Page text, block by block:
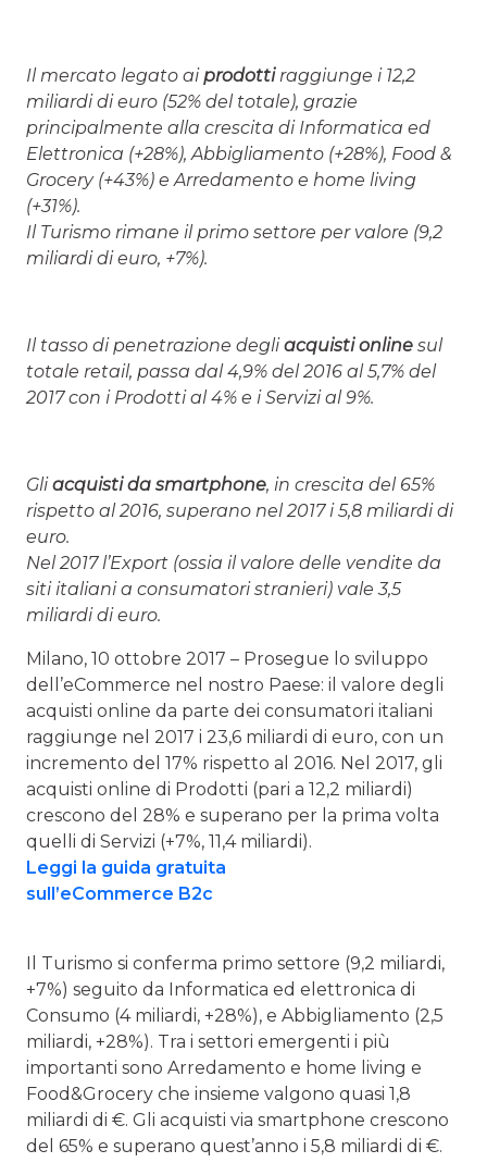
Il mercato legato ai prodottiraggiunge i 12,2
miliardi di euro (52% del totale), grazie
principalmente alla crescita di Informatica ed
Elettronica (+28%), Abbigliamento (+28%), Food &
Grocery (+43%) e Arredamento e home living
(+31%).
Il Turismo rimane il primo settore per valore (9,2
miliardi di euro, +7%).
Il tasso di penetrazione degliacquisti online sul
totale retail, passa dal 4,9% del 2016 al 5,7% del
2017 con i Prodotti al 4% e i Servizi al 9%.
Gliacquisti da smartphone, in crescita del 65%
rispetto al 2016, superano nel 2017 i 5,8 miliardi di
euro.
Nel 2017 l’Export (ossia il valore delle vendite da
siti italiani a consumatori stranieri) vale 3,5
miliardi di euro.
Milano, 10 ottobre 2017 – Prosegue lo sviluppo
dell’eCommerce nel nostro Paese: il valore degli
acquisti online da parte dei consumatori italiani
raggiunge nel 2017 i 23,6 miliardi di euro, con un
incremento del 17% rispetto al 2016. Nel 2017, gli
acquisti online di Prodotti (pari a 12,2 miliardi)
crescono del 28% e superano per la prima volta
quelli di Servizi (+7%, 11,4 miliardi).
Leggi la guida gratuita
sull’eCommerce B2c
Il Turismo si conferma primo settore (9,2 miliardi,
+7%) seguito da Informatica ed elettronica di
Consumo (4 miliardi, +28%), e Abbigliamento (2,5
miliardi, +28%). Tra i settori emergenti i più
importanti sono Arredamento e home living e
Food&Grocery che insieme valgono quasi 1,8
miliardi di €. Gli acquisti via smartphone crescono
del 65% e superano quest’anno i 5,8 miliardi di €.